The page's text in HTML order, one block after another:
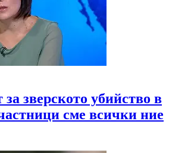
за зверското убийство в
сме всички ние